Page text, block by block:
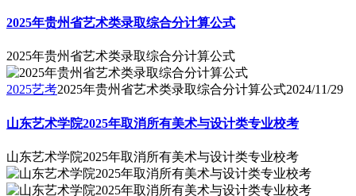
2025年贵州省艺术类录取综合分计算公式
2025年贵州省艺术类录取综合分计算公式
2025艺考2025年贵州省艺术类录取综合分计算公式2024/11/29
山东艺术学院2025年取消所有美术与设计类专业校考
山东艺术学院2025年取消所有美术与设计类专业校考